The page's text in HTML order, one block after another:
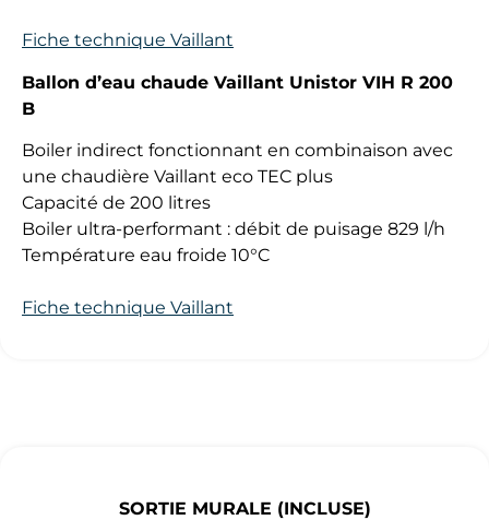
Fiche technique Vaillant
Ballon d’eau chaude Vaillant Unistor VIH R 200
B
Boiler indirect fonctionnant en combinaison avec
une chaudière Vaillant eco TEC plus
Capacité de 200 litres
Boiler ultra-performant : débit de puisage 829 l/h
Température eau froide 10°C
Fiche technique Vaillant
SORTIE MURALE (INCLUSE)